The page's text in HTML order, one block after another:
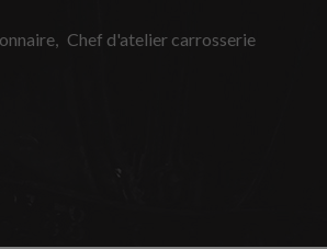
Chef d'atelier carrosserie